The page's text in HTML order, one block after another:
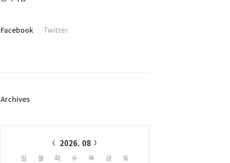
페
플
Facebook Twitter
Archives
2026. 08
일 월 화 수 목 금
토